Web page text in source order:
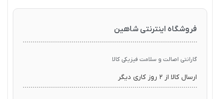
فروشگاه اینترنتی شاهین
گارانتی اصالت و سلامت فیزیکی کالا
ارسال کالا از ۲ روز کاری دیگر